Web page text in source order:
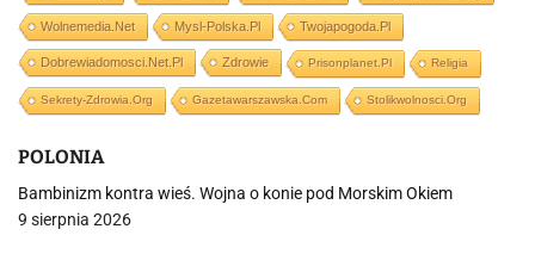
Wolnemedia.net Mysl-Polska.pl Twojapogoda.pl
Dobrewiadomosci.net.pl Zdrowie Prisonplanet.pl Religia
Sekrety-Zdrowia.org Gazetawarszawska.com Stolikwolnosci.org
POLONIA
Bambinizm kontra wieś. Wojna o konie pod Morskim Okiem
9 sierpnia 2026